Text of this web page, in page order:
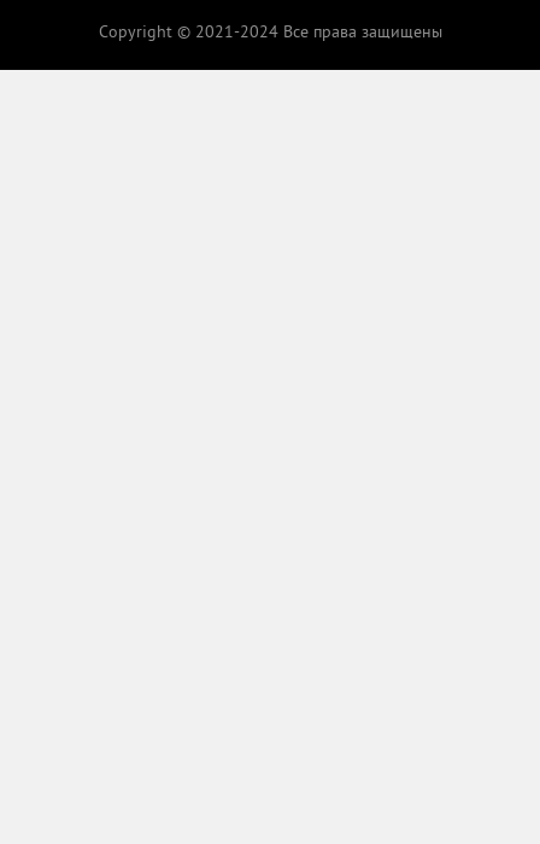
Copyright © 2021-2024 Все права защищены